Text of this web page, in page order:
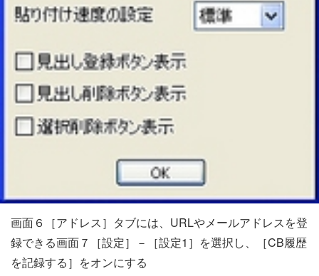
画面６［アドレス］タブには、URLやメールアドレスを登
録できる画面７［設定］－［設定1］を選択し、［CB履歴
を記録する］をオンにする